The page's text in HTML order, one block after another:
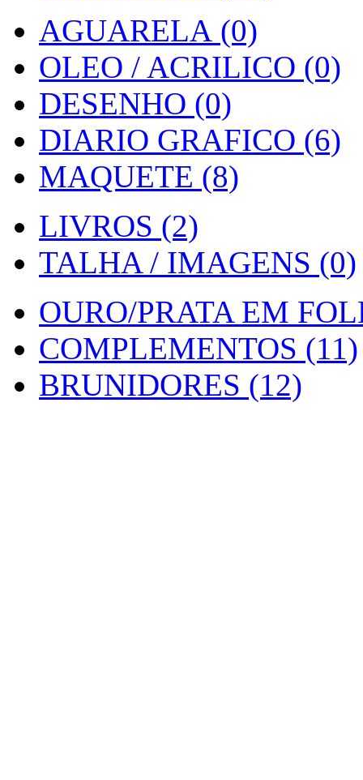
AGUARELA (0)
OLEO / ACRILICO (0)
DESENHO (0)
DIARIO GRAFICO (6)
MAQUETE (8)
LIVROS (2)
TALHA / IMAGENS (0)
OURO/PRATA EM
COMPLEMENTOS (11)
BRUNIDORES (12)